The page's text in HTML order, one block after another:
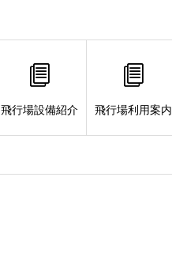
飛行場設備紹介 飛行場利用案内